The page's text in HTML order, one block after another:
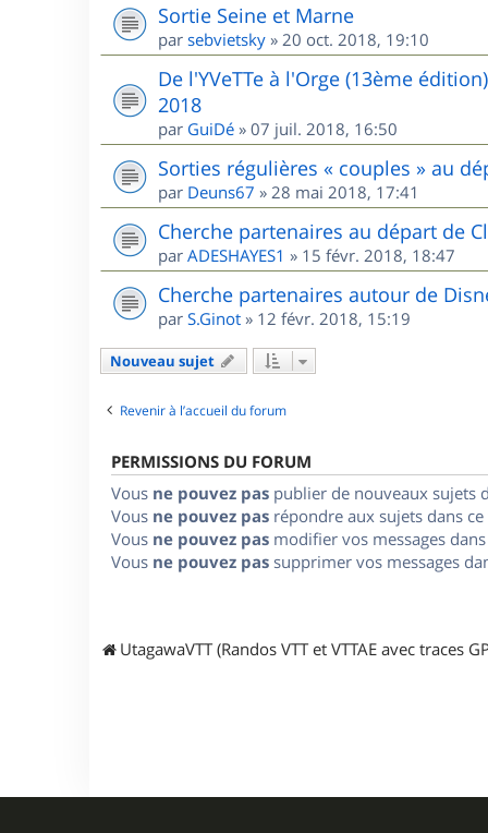
Sortie Seine et Marne
par sebvietsky » 20 oct. 2018, 19:10
De l'YVeTTe à l'Orge (13ème
2018
par GuiDé » 07 juil. 2018, 16:50
Sorties régulières « couples » au
par Deuns67 » 28 mai 2018, 17:41
Cherche partenaires au départ de
par ADESHAYES1 » 15 févr. 2018, 18:47
Cherche partenaires autour de
par S.Ginot » 12 févr. 2018, 15:19
Nouveau sujet
Revenir à l’accueil du forum
PERMISSIONS DU FORUM
Vous ne pouvez pas publier de nouveaux sujets
Vous ne pouvez pas répondre aux sujets dans
Vous ne pouvez pas modifier vos messages
Vous ne pouvez pas supprimer vos messages
UtagawaVTT (Randos VTT et VTTAE avec traces